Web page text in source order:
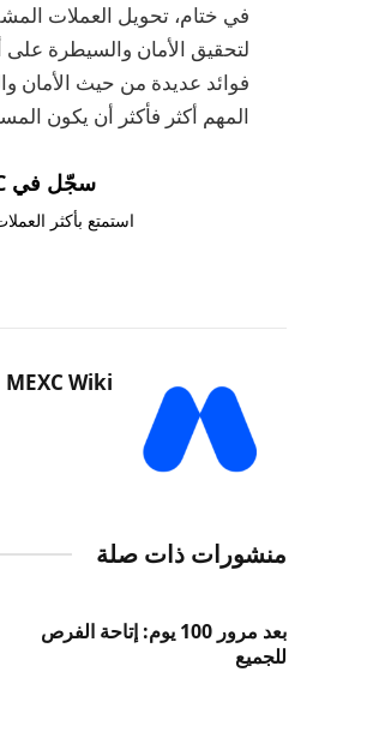
في ختام، تحويل العملات
لتحقيق الأمان والسيطرة
فوائد عديدة من حيث الأمان
المهم أكثر فأكثر أن يكون
سجّل في MEXC واحصل على مكافآت تصل إلى 10,000 USDT!
استمتع بأكثر
MEXC Wiki
منشورات ذات صلة
بعد مرور 100 يوم: إتاحة الفرص
للجميع